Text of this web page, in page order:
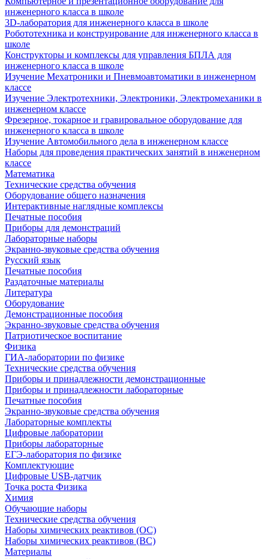
инженерного класса в школе
3D-лаборатория для инженерного класса в школе
Робототехника и конструирование для инженерного класса в
школе
Конструкторы и комплексы для управления БПЛА для
инженерного класса в школе
Изучение Мехатроники и Пневмоавтоматики в инженерном
классе
Изучение Электротехники, Электроники, Электромеханики в
инженерном классе
Фрезерное, токарное и гравировальное оборудование для
инженерного класса в школе
Изучение Автомобильного дела в инженерном классе
Наборы для проведения практических занятий в инженерном
классе
Математика
Технические средства обучения
Оборудование общего назначения
Интерактивные наглядные комплексы
Печатные пособия
Приборы для демонстраций
Лабораторные наборы
Экранно-звуковые средства обучения
Русский язык
Печатные пособия
Раздаточные материалы
Литература
Оборудование
Демонстрационные пособия
Экранно-звуковые средства обучения
Патриотическое воспитание
Физика
ГИА-лаборатории по физике
Технические средства обучения
Приборы и принадлежности демонстрационные
Приборы и принадлежности лабораторные
Печатные пособия
Экранно-звуковые средства обучения
Лабораторные комплекты
Цифровые лаборатории
Приборы лабораторные
ЕГЭ-лаборатория по физике
Комплектующие
Цифровые USB-датчик
Точка роста Физика
Химия
Обучающие наборы
Технические средства обучения
Наборы химических реактивов (ОС)
Наборы химических реактивов (ВС)
Материалы